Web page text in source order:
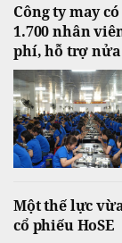
Công ty may
1.700 nhân
phí, hỗ trợ
Một thế lực
cổ phiếu HoSE